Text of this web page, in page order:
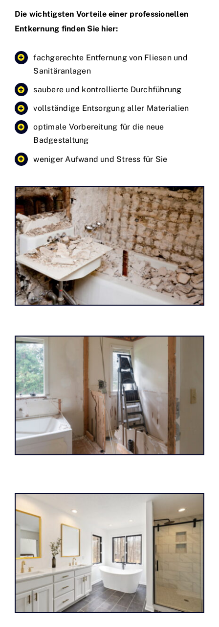
Die wichtigsten Vorteile einer professionellen
Entkernung finden Sie hier:
fachgerechte Entfernung von Fliesen und
Sanitäranlagen
saubere und kontrollierte Durchführung
vollständige Entsorgung aller Materialien
optimale Vorbereitung für die neue
Badgestaltung
weniger Aufwand und Stress für Sie